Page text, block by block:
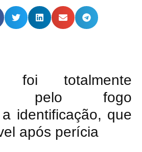
totalmente
pelo fogo
identificação, que
após perícia